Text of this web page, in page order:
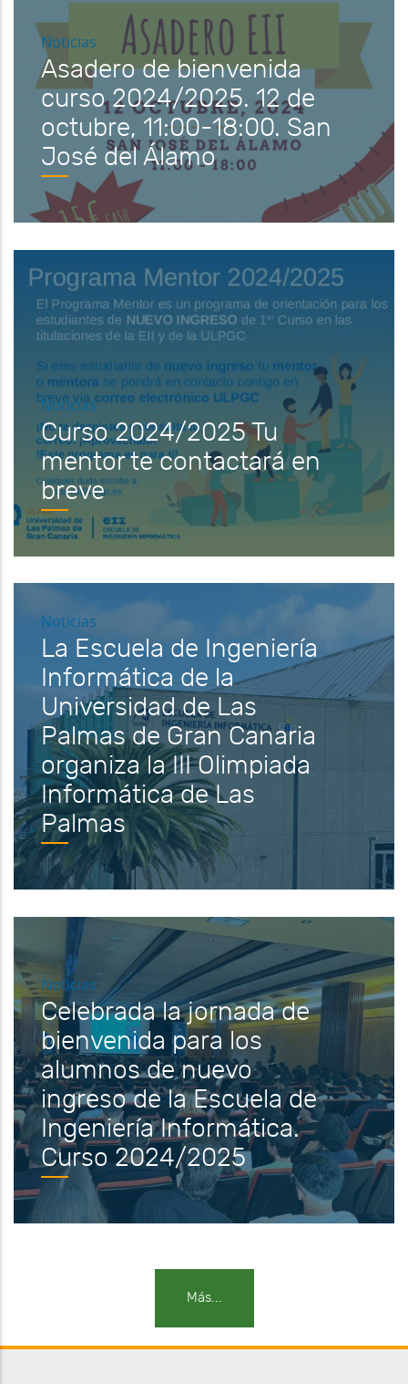
Noticias
Asadero de bienvenida
curso 2024/2025. 12 de
octubre, 11:00-18:00. San
José del Álamo
Noticias
Curso 2024/2025 Tu
mentor te contactará en
breve
Noticias
La Escuela de Ingeniería
Informática de la
Universidad de Las
Palmas de Gran Canaria
organiza la III Olimpiada
Informática de Las
Palmas
Noticias
Celebrada la jornada de
bienvenida para los
alumnos de nuevo
ingreso de la Escuela de
Ingeniería Informática.
Curso 2024/2025
Más...